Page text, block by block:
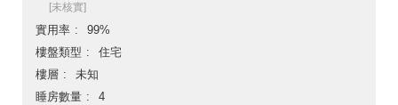
[未核實]
實用率
99%
樓盤類型
住宅
樓層
未知
睡房數量
4